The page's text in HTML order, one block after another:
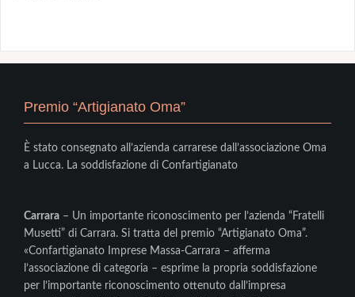
Premio “Artigianato Oma”
È stato consegnato all’azienda carrarese dall’associazione Oma
a Lucca. La soddisfazione di Confartigianato
Carrara – Un importante riconoscimento per l’azienda “Fratelli
Musetti” di Carrara. Si tratta del premio “Artigianato Oma”.
«Confartigianato Imprese Massa-Carrara – afferma
l’associazione di categoria – esprime la propria soddisfazione
per l’importante riconoscimento ottenuto dall’impresa